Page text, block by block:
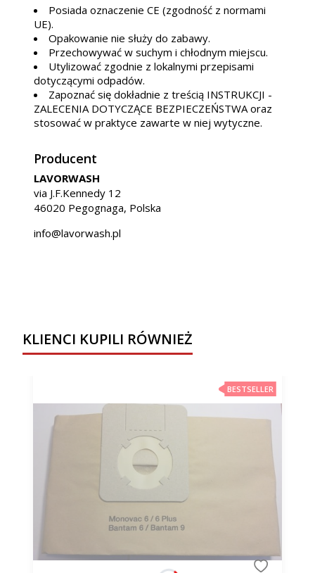
Posiada oznaczenie CE (zgodność z normami
UE).
Opakowanie nie służy do zabawy.
Przechowywać w suchym i chłodnym miejscu.
Utylizować zgodnie z lokalnymi przepisami
dotyczącymi odpadów.
Zapoznać się dokładnie z treścią INSTRUKCJI -
ZALECENIA DOTYCZĄCE BEZPIECZEŃSTWA oraz
stosować w praktyce zawarte w niej wytyczne.
Producent
LAVORWASH
via J.F.Kennedy 12
46020 Pegognaga, Polska
info@lavorwash.pl
KLIENCI KUPILI RÓWNIEŻ
BESTSELLER